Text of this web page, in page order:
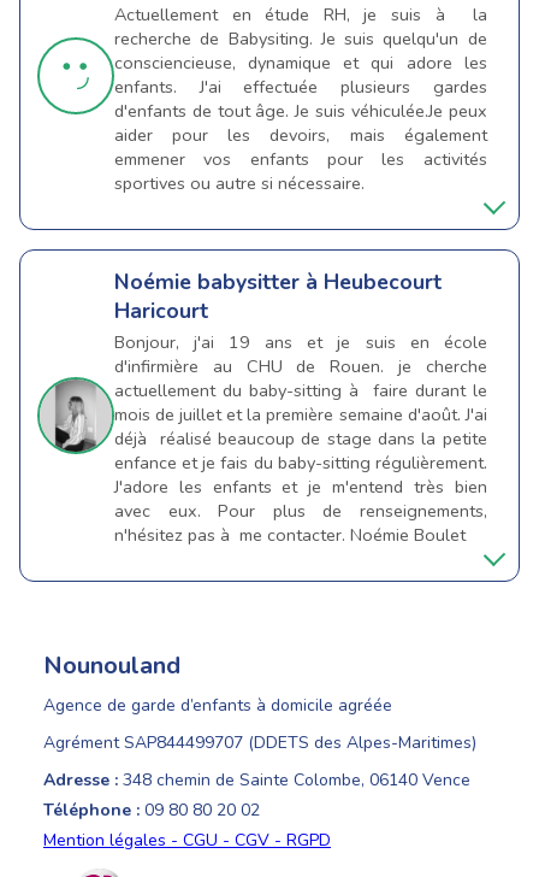
Actuellement en étude RH, je suis à la
recherche de Babysiting. Je suis quelqu'un de
consciencieuse, dynamique et qui adore les
enfants. J'ai effectuée plusieurs gardes
d'enfants de tout âge. Je suis véhiculée.Je peux
aider pour les devoirs, mais également
emmener vos enfants pour les activités
sportives ou autre si nécessaire.
Noémie babysitter à Heubecourt
Haricourt
Bonjour, j'ai 19 ans et je suis en école
d'infirmière au CHU de Rouen. je cherche
actuellement du baby-sitting à faire durant le
mois de juillet et la première semaine d'août. J'ai
déjà réalisé beaucoup de stage dans la petite
enfance et je fais du baby-sitting régulièrement.
J'adore les enfants et je m'entend très bien
avec eux. Pour plus de renseignements,
n'hésitez pas à me contacter. Noémie Boulet
Nounouland
Agence de garde d’enfants à domicile agréée
Agrément SAP844499707 (DDETS des Alpes-Maritimes)
Adresse : 348 chemin de Sainte Colombe, 06140 Vence
Téléphone : 09 80 80 20 02
Mention légales - CGU - CGV - RGPD